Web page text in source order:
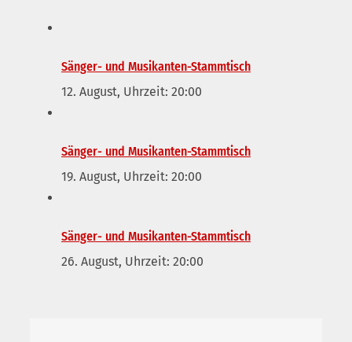
Sänger- und Musikanten-Stammtisch
12. August, Uhrzeit: 20:00
Sänger- und Musikanten-Stammtisch
19. August, Uhrzeit: 20:00
Sänger- und Musikanten-Stammtisch
26. August, Uhrzeit: 20:00